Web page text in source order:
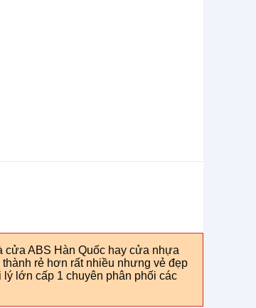
cửa ABS Hàn Quốc hay cửa nhựa
rẻ hơn rất nhiều nhưng vẻ đẹp
lớn cấp 1 chuyên phân phối các